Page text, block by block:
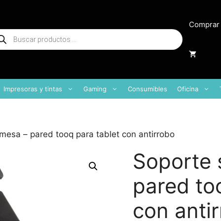
Comprar
Impresoras y tintas Gaming Consumibles Oficina
– pared tooq para tablet con antirrobo
Soporte
pared
con